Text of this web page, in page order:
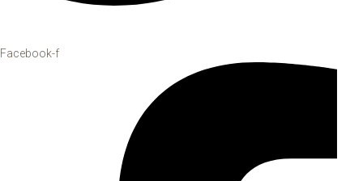
Facebook-f